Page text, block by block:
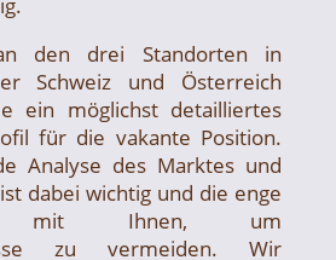
den drei Standorten in
Schweiz und Österreich
ein möglichst detailliertes
für die vakante Position.
Analyse des Marktes und
dabei wichtig und die enge
mit Ihnen, um
zu vermeiden. Wir